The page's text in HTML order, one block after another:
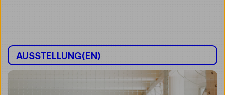
AUSSTELLUNG(EN)